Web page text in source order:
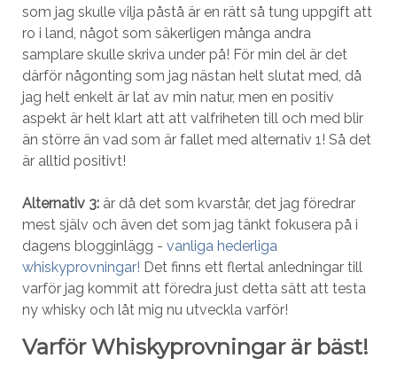
som jag skulle vilja påstå är en rätt så tung uppgift att
ro i land, något som säkerligen många andra
samplare skulle skriva under på! För min del är det
därför någonting som jag nästan helt slutat med, då
jag helt enkelt är lat av min natur, men en positiv
aspekt är helt klart att att valfriheten till och med blir
än större än vad som är fallet med alternativ 1! Så det
är alltid positivt!
Alternativ 3: är då det som kvarstår, det jag föredrar
mest själv och även det som jag tänkt fokusera på i
dagens blogginlägg - vanliga hederliga
whiskyprovningar! Det finns ett flertal anledningar till
varför jag kommit att föredra just detta sätt att testa
ny whisky och låt mig nu utveckla varför!
Varför Whiskyprovningar är bäst!